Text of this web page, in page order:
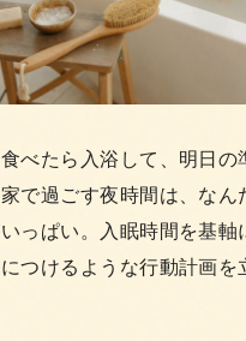
べたら入浴して、明日の
で過ごす夜時間は、なん
っぱい。入眠時間を基軸
つけるような行動計画を